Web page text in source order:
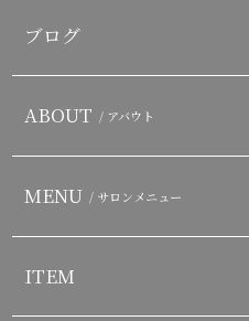
ブログ
ABOUT / アバウト
MENU / サロンメニュー
ITEM